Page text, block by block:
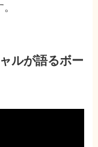
ルが語るボー